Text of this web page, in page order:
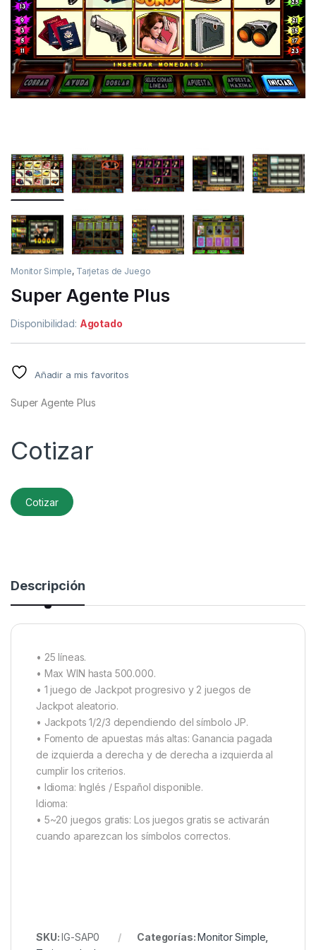
Monitor Simple, Tarjetas de Juego
Super Agente Plus
Disponibilidad: Agotado
Añadir a mis favoritos
Super Agente Plus
Cotizar
Cotizar
Descripción
• 25 líneas.
• Max WIN hasta 500.000.
• 1 juego de Jackpot progresivo y 2 juegos de
Jackpot aleatorio.
• Jackpots 1/2/3 dependiendo del símbolo JP.
• Fomento de apuestas más altas: Ganancia pagada
de izquierda a derecha y de derecha a izquierda al
cumplir los criterios.
• Idioma: Inglés / Español disponible.
Idioma:
• 5~20 juegos gratis: Los juegos gratis se activarán
cuando aparezcan los símbolos correctos.
SKU:IG-SAP0 Categorías:Monitor Simple